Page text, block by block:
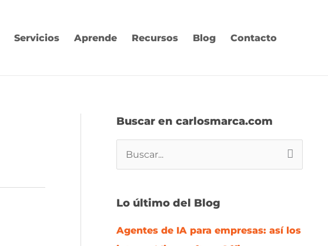
Servicios Aprende Recursos Blog Contacto
Buscar en carlosmarca.com
a
Lo último del Blog
Agentes de IA para empresas: así los